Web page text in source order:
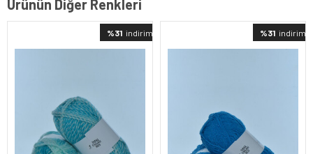
Ürünün Diğer Renkleri
%31 indirimli %31 indirimli